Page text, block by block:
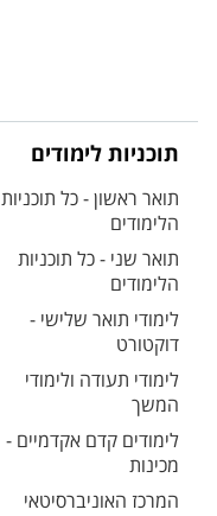
תוכניות לימודים
תואר ראשון - כל תוכניות
הלימודים
תואר שני - כל תוכניות
הלימודים
לימודי תואר שלישי -
דוקטורט
לימודי תעודה ולימודי
המשך
לימודים קדם אקדמיים -
מכינות
המרכז האוניברסיטאי